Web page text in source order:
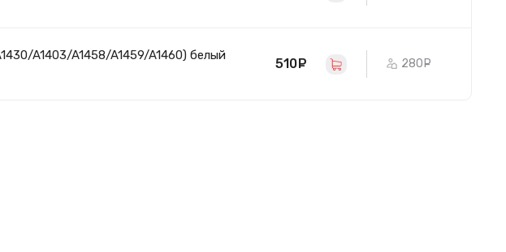
A1403/A1458/A1459/A1460) белый
510 руб. 280